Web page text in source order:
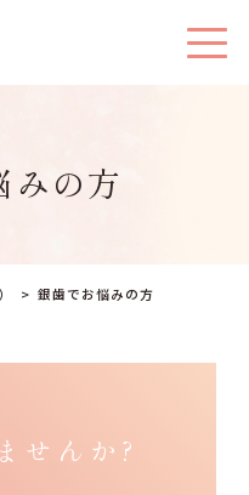
みの方
銀歯でお悩みの方
せんか?